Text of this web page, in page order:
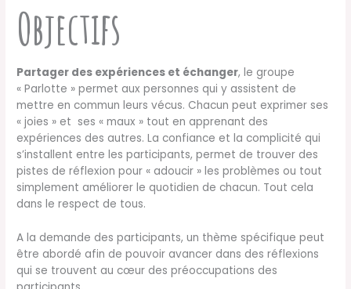
Objectifs
Partager des expériences et échanger, le groupe
« Parlotte » permet aux personnes qui y assistent de
mettre en commun leurs vécus. Chacun peut exprimer ses
« joies » et ses « maux » tout en apprenant des
expériences des autres. La confiance et la complicité qui
s’installent entre les participants, permet de trouver des
pistes de réflexion pour « adoucir » les problèmes ou tout
simplement améliorer le quotidien de chacun. Tout cela
dans le respect de tous.
A la demande des participants, un thème spécifique peut
être abordé afin de pouvoir avancer dans des réflexions
qui se trouvent au cœur des préoccupations des